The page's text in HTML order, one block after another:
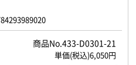
433-D0301-21
6,050円